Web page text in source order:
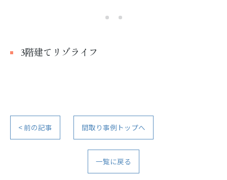
3階建てリゾライフ
< 前の記事 間取り事例トップへ
一覧に戻る